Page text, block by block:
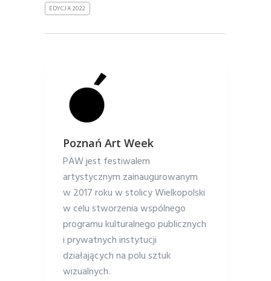
EDYCJA 2022
Poznań Art Week
PAW jest festiwalem
artystycznym zainaugurowanym
w 2017 roku w stolicy Wielkopolski
w celu stworzenia wspólnego
programu kulturalnego publicznych
i prywatnych instytucji
działających na polu sztuk
wizualnych.